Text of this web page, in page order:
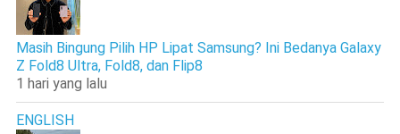
Masih Bingung Pilih HP Lipat Samsung? Ini Bedanya Galaxy
Z Fold8 Ultra, Fold8, dan Flip8
1 hari yang lalu
ENGLISH